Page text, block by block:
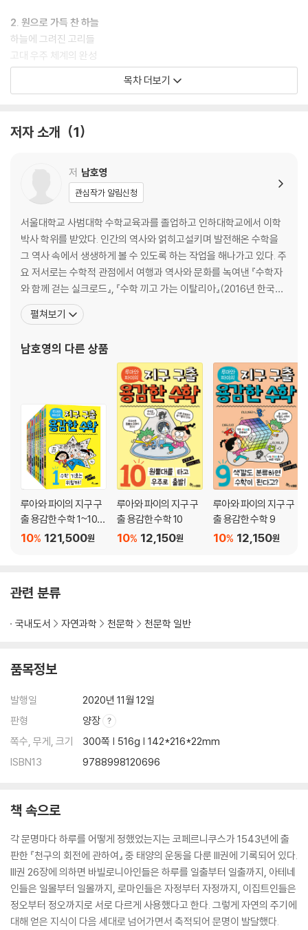
이 책에는 이 거인들이 구체적으로 어떻게 지구와 천체를 이해했는지, 그
과정에서 어떻게 수학이 사용되었고 발달했는지 구체적인 그림과 과거 문
헌을 통해서 증명하고 있다. 천체에 대한 이해에 있어 피상적으로 이해하
고 있던 독자들의 많은 궁금증을 풀어주는데 부족함이 없을 것이다. 이 책
을 읽고나면, 우리 인류가 이해해 온 천체에 대한 지식을 정확히 얻게 될 뿐
2. 원으로 가득 찬 하늘
하늘에 그려진 고리들
고대 우주 체계의 완성
헬레니즘 시대의 하늘
프톨레마이오스를 넘어서다
4. 태양을 중심에 놓다
코페르니쿠스에게 어깨를 내어준 거인들
뒤집힌 우주
행성이 순서대로 늘어서다
5. 태양에서 나오는 신비
천구가 사라진 우주 공간
신은 기하학자
태양에서 나오는 신비로운 힘, 운동령
합리성의 함정
중력, 마술의 옷을 입고 나타나다
책을 마치며
부록1 프톨레마이오스의 화성 모델
부록2 플라톤의 두 비례중항 만들기
부록3 케플러의 제3법칙으로부터
뉴턴의 만유인력 법칙 유도하기
찾아보기
목차 더보기
저자 소개 1
저 남호영
관심작가 알림신청
서울대학교 사범대학 수학교육과를 졸업하고 인하대학교에서 이학
박사 학위를 받았다. 인간의 역사와 얽히고설키며 발전해온 수학을
그 역사 속에서 생생하게 볼 수 있도록 하는 작업을 해나가고 있다. 주
요 저서로는 수학적 관점에서 여행과 역사와 문화를 녹여낸 『수학자
와 함께 걷는 실크로드』, 『수학 끼고 가는 이탈리아』(2016년 한국과
학창의재단 우수과학도서), 『수학 끼고 가는 서울1』과 과학혁명을 소
재로 하여 근대과학이 유럽의 힘으로만 이루어지지 않았음을 정교하
원 2020 출판콘텐츠 창작 지원 사업 선정작) 등이 있
펼쳐보기
남호영의 다른 상품
루아와 파이의 지구 구
출 용감한 수학 1~10
세트 121,500원
10%
루아와 파이의 지구 구
출 용감한 수학 10
12,150원
10%
루아와 파이의 지구 구
출 용감한 수학 9
12,150원
10%
관련 분류
국내도서 자연과학 천문학 천문학 일반
품목정보
발행일
2020년 11월 12일
판형
양장
쪽수, 무게, 크기
300쪽 | 516g | 142*216*22mm
ISBN13
9788998120696
책 속으로
각 문명마다 하루를 어떻게 정했었는지는 코페르니쿠스가 1543년에 출
판한 『천구의 회전에 관하여』 중 태양의 운동을 다룬 III권에 기록되어 있다.
III권 26장에 의하면 바빌로니아인들은 하루를 일출부터 일출까지, 아테네
인들은 일몰부터 일몰까지, 로마인들은 자정부터 자정까지, 이집트인들은
정오부터 정오까지로 서로 다르게 사용했다고 한다. 그렇게 자연의 주기에
대해 얻은 지식이 다음 세대로 넘어가면서 축적되어 문명이 발달했다.